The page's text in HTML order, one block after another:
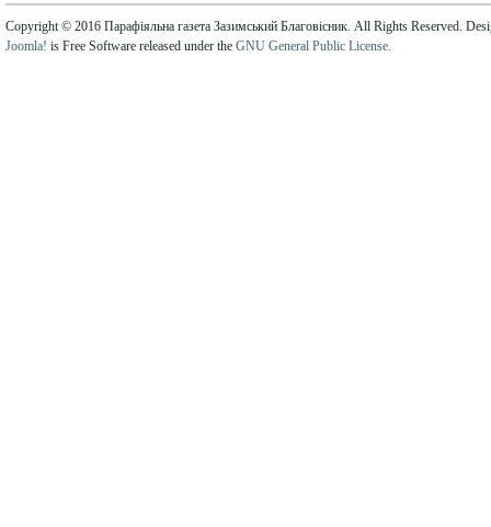
Copyright © 2016 Парафіяльна газета Зазимський Благовісник. All Rights Reserved.
Joomla! is Free Software released under the GNU General Public License.